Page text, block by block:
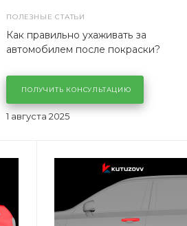
ПОЛЕЗНЫЕ СТАТЬИ
1 августа 2025
Как правильно ухаживать за
автомобилем после покраски?
ПОЛУЧИТЬ КОНСУЛЬТАЦИЮ